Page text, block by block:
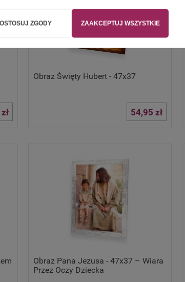
Obraz Święty Hubert - 47x37
54,95 zł
Obraz Pana Jezusa - 47x37 – Wiara
Przez Oczy Dziecka
ZGODY ZAAKCEPTUJ WSZYSTKIE